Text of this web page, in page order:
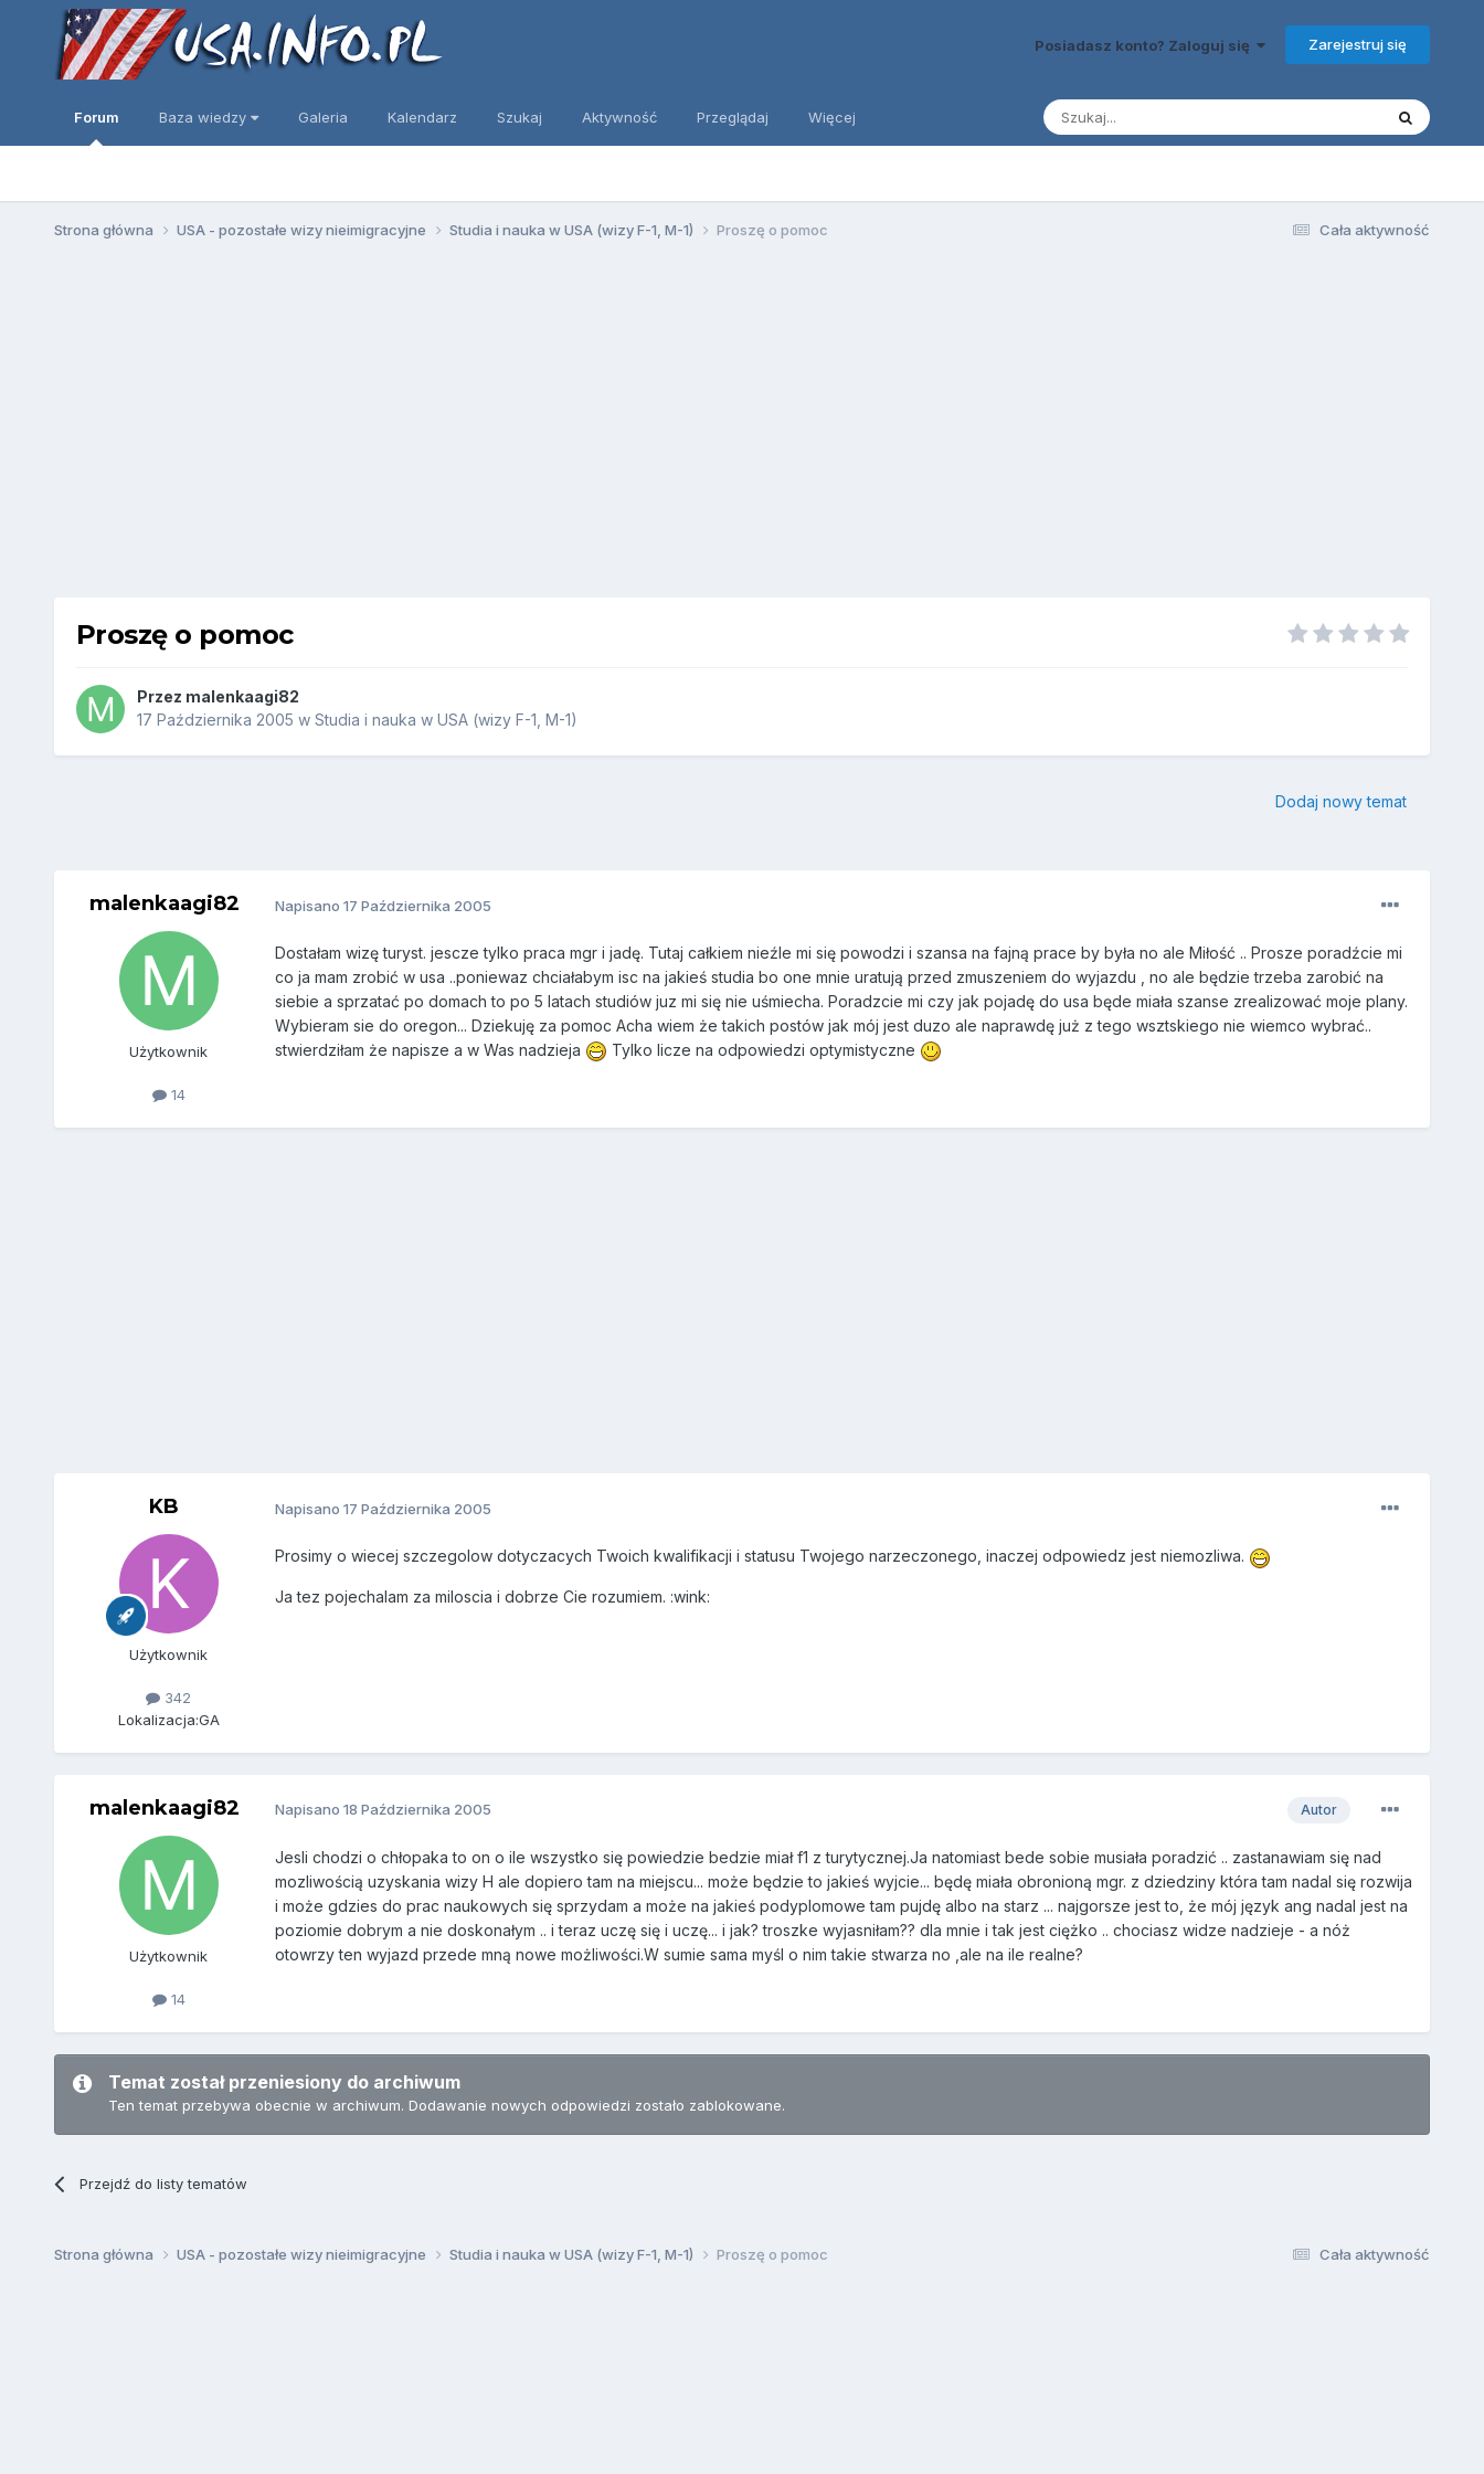
Posiadasz konto? Zaloguj się Zarejestruj się
Forum Baza wiedzy Galeria Kalendarz Szukaj Aktywność Przeglądaj Więcej
Cała aktywność
Strona główna USA - pozostałe wizy nieimigracyjne Studia i nauka w USA (wizy F-1, M-1) Proszę o pomoc
Proszę o pomoc
Przez malenkaagi82
17 Października 2005 w Studia i nauka w USA (wizy F-1, M-1)
Dodaj nowy temat
malenkaagi82
Użytkownik
14
Napisano 17 Października 2005
Dostałam wizę turyst. jescze tylko praca mgr i jadę. Tutaj całkiem nieźle mi się powodzi i szansa na fajną prace by była no ale Miłość .. Prosze poradźcie mi
co ja mam zrobić w usa ..poniewaz chciałabym isc na jakieś studia bo one mnie uratują przed zmuszeniem do wyjazdu , no ale będzie trzeba zarobić na
siebie a sprzatać po domach to po 5 latach studiów juz mi się nie uśmiecha. Poradzcie mi czy jak pojadę do usa będe miała szanse zrealizować moje plany.
Wybieram sie do oregon... Dziekuję za pomoc Acha wiem że takich postów jak mój jest duzo ale naprawdę już z tego wsztskiego nie wiemco wybrać..
stwierdziłam że napisze a w Was nadzieja
Tylko licze na odpowiedzi optymistyczne
KB
Użytkownik
342
Lokalizacja:GA
Napisano 17 Października 2005
Prosimy o wiecej szczegolow dotyczacych Twoich kwalifikacji i statusu Twojego narzeczonego, inaczej odpowiedz jest niemozliwa.
Ja tez pojechalam za miloscia i dobrze Cie rozumiem. :wink:
malenkaagi82
Użytkownik
14
Autor
Napisano 18 Października 2005
Jesli chodzi o chłopaka to on o ile wszystko się powiedzie bedzie miał f1 z turytycznej.Ja natomiast bede sobie musiała poradzić .. zastanawiam się nad
mozliwością uzyskania wizy H ale dopiero tam na miejscu... może będzie to jakieś wyjcie... będę miała obronioną mgr. z dziedziny która tam nadal się rozwija
i może gdzies do prac naukowych się sprzydam a może na jakieś podyplomowe tam pujdę albo na starz ... najgorsze jest to, że mój język ang nadal jest na
poziomie dobrym a nie doskonałym .. i teraz uczę się i uczę... i jak? troszke wyjasniłam?? dla mnie i tak jest ciężko .. chociasz widze nadzieje - a nóż
otowrzy ten wyjazd przede mną nowe możliwości.W sumie sama myśl o nim takie stwarza no ,ale na ile realne?
Temat został przeniesiony do archiwum
Ten temat przebywa obecnie w archiwum. Dodawanie nowych odpowiedzi zostało zablokowane.
Przejdź do listy tematów
Cała aktywność
Strona główna USA - pozostałe wizy nieimigracyjne Studia i nauka w USA (wizy F-1, M-1) Proszę o pomoc